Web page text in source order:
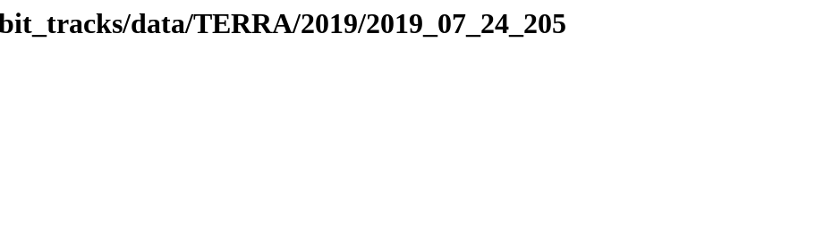
data/TERRA/2019/2019_07_24_205